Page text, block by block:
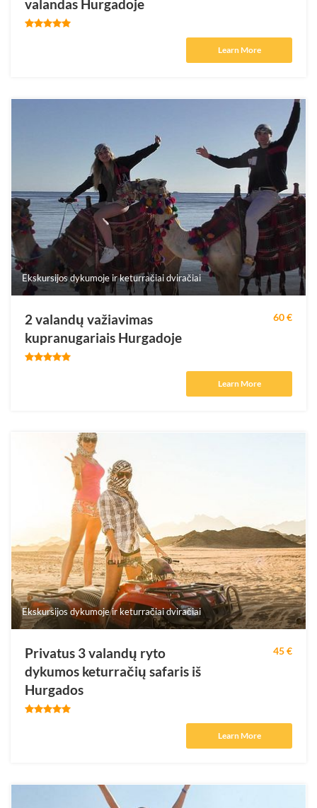
valandas Hurgadoje
Learn More
Ekskursijos dykumoje ir keturračiai dviračiai
2 valandų važiavimas
kupranugariais Hurgadoje
60 €
Learn More
Ekskursijos dykumoje ir keturračiai dviračiai
Privatus 3 valandų ryto
dykumos keturračių safaris iš
Hurgados
45 €
Learn More